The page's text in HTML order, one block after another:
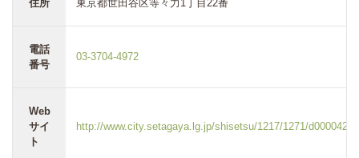
住所 東京都世田谷区等々力1丁目22番
電話
番号
03-3704-4972
Web
サイ
ト
http://www.city.setagaya.lg.jp/shisetsu/1217/1271/